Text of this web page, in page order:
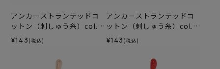
アンカーストランテッドコ
ットン（刺しゅう糸）col.1
015
¥143 (税込)
アンカーストランテッドコ
ットン（刺しゅう糸）col.1
014
¥143 (税込)